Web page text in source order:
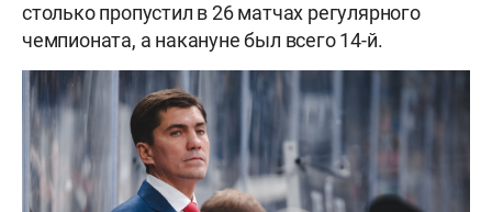
столько пропустил в 26 матчах регулярного
чемпионата, а накануне был всего 14-й.